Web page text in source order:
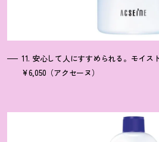
11. 安心して人にすすめられる。モイス
¥6,050（アクセーヌ）